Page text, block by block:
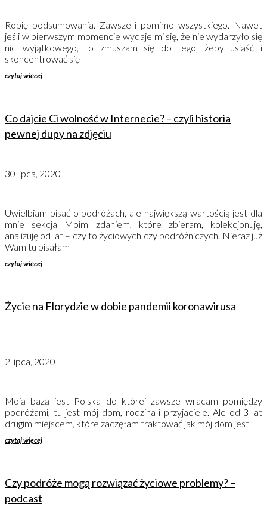
Robię podsumowania. Zawsze i pomimo wszystkiego. Nawet
jeśli w pierwszym momencie wydaje mi się, że nie wydarzyło się
nic wyjątkowego, to zmuszam się do tego, żeby usiąść i
skoncentrować się
czytaj więcej
Co dajcie Ci wolność w Internecie? – czyli historia
pewnej dupy na zdjęciu
30 lipca, 2020
Uwielbiam pisać o podróżach, ale największą wartością jest dla
mnie sekcja Moim zdaniem, które zbieram, kolekcjonuję,
analizuję od lat – czy to życiowych czy podróżniczych. Nieraz już
Wam tu pisałam
czytaj więcej
Życie na Florydzie w dobie pandemii koronawirusa
2 lipca, 2020
Moją bazą jest Polska do której zawsze wracam pomiędzy
podróżami, tu jest mój dom, rodzina i przyjaciele. Ale od 3 lat
drugim miejscem, które zaczęłam traktować jak mój dom jest
czytaj więcej
Czy podróże mogą rozwiązać życiowe problemy? –
podcast